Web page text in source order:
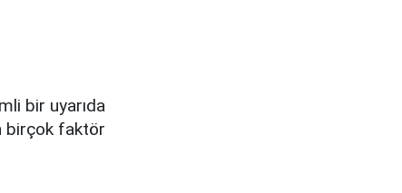
bir uyarıda
birçok faktör